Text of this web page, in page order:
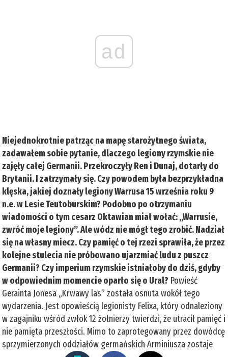
ad
Niejednokrotnie patrząc na mapę starożytnego świata,
zadawałem sobie pytanie, dlaczego legiony rzymskie nie
zajęły całej Germanii. Przekroczyły Ren i Dunaj, dotarły do
Brytanii. I zatrzymały się. Czy powodem była bezprzykładna
klęska, jakiej doznały legiony Warrusa 15 września roku 9
n.e. w Lesie Teutoburskim? Podobno po otrzymaniu
wiadomości o tym cesarz Oktawian miał wołać: „Warrusie,
zwróć moje legiony”. Ale wódz nie mógł tego zrobić. Nadział
się na własny miecz. Czy pamięć o tej rzezi sprawiła, że przez
kolejne stulecia nie próbowano ujarzmiać ludu z puszcz
Germanii? Czy imperium rzymskie istniałoby do dziś, gdyby
w odpowiednim momencie oparło się o Ural? Powieść
Gerainta Jonesa „Krwawy las” została osnuta wokół tego
wydarzenia. Jest opowieścią legionisty Felixa, który odnaleziony
w zagajniku wśród zwłok 12 żołnierzy twierdzi, że utracił pamięć i
nie pamięta przeszłości. Mimo to zaprotegowany przez dowódcę
sprzymierzonych oddziałów germańskich Arminiusza zostaje